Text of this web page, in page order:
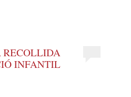
RECOLLIDA
INFANTIL